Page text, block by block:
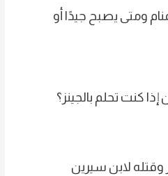
ومتى يصبح جيدًا أو
كنت تحلم بالجينز؟
لابن سيرين